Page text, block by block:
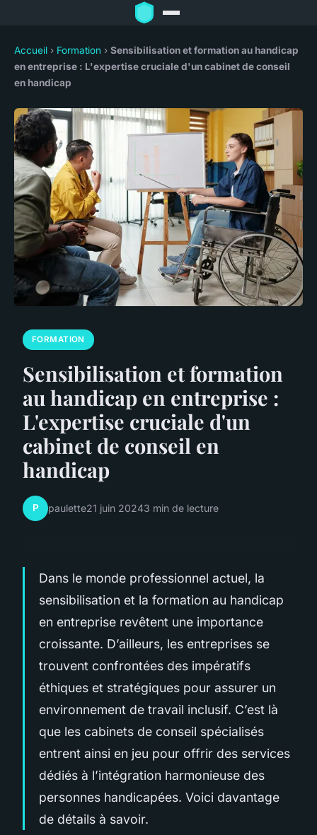
Accueil › Formation › Sensibilisation et formation au handicap
en entreprise : L'expertise cruciale d'un cabinet de conseil
en handicap
FORMATION
Sensibilisation et formation
au handicap en entreprise :
L'expertise cruciale d'un
cabinet de conseil en
handicap
P paulette21 juin 20243 min de lecture
Dans le monde professionnel actuel, la
sensibilisation et la formation au handicap
en entreprise revêtent une importance
croissante. D’ailleurs, les entreprises se
trouvent confrontées des impératifs
éthiques et stratégiques pour assurer un
environnement de travail inclusif. C’est là
que les cabinets de conseil spécialisés
entrent ainsi en jeu pour offrir des services
dédiés à l’intégration harmonieuse des
personnes handicapées. Voici davantage
de détails à savoir.